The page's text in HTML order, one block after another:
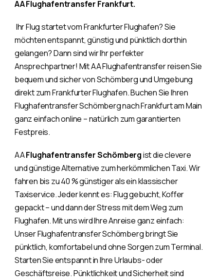
AA Flughafentransfer Frankfurt.
Ihr Flug startet vom Frankfurter Flughafen? Sie
möchten entspannt, günstig und pünktlich dorthin
gelangen? Dann sind wir Ihr perfekter
Ansprechpartner! Mit AA Flughafentransfer reisen Sie
bequem und sicher von Schömberg und Umgebung
direkt zum Frankfurter Flughafen. Buchen Sie Ihren
Flughafentransfer Schömberg nach Frankfurt am Main
ganz einfach online – natürlich zum garantierten
Festpreis.
AAFlughafentransfer Schömbergist die clevere
und günstige Alternative zum herkömmlichen Taxi. Wir
fahren bis zu 40 % günstiger als ein klassischer
Taxiservice. Jeder kennt es: Flug gebucht, Koffer
gepackt – und dann der Stress mit dem Weg zum
Flughafen. Mit uns wird Ihre Anreise ganz einfach:
Unser Flughafentransfer Schömberg bringt Sie
pünktlich, komfortabel und ohne Sorgen zum Terminal.
Starten Sie entspannt in Ihre Urlaubs- oder
Geschäftsreise. Pünktlichkeit und Sicherheit sind